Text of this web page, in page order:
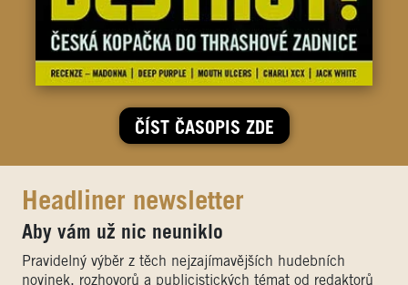
ČÍST ČASOPIS ZDE
Headliner newsletter
Aby vám už nic neuniklo
Pravidelný výběr z těch nejzajímavějších hudebních
novinek, rozhovorů a publicistických témat od redaktorů